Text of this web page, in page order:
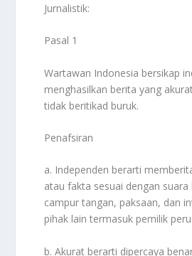
Jurnalistik:
Pasal 1
Wartawan Indonesia bersikap
menghasilkan berita yang
tidak beritikad buruk.
Penafsiran
a. Independen berarti
atau fakta sesuai dengan
campur tangan, paksaan, dan
pihak lain termasuk pemilik
b. Akurat berarti dipercaya